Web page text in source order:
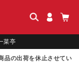
菜亭
品の出荷を休止させてい